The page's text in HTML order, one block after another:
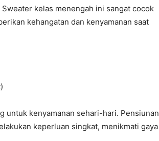
kelas menengah ini sangat cocok
kehangatan dan kenyamanan saat
untuk kenyamanan sehari-hari. Pensiunan
keperluan singkat, menikmati gaya